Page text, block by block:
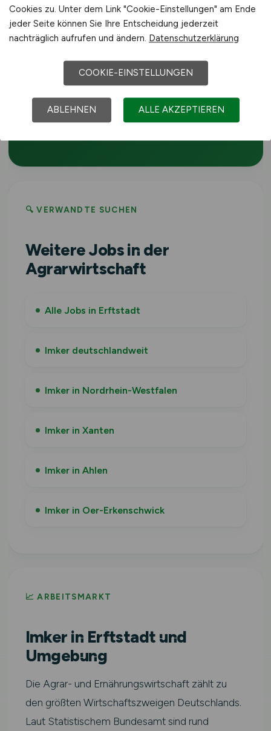
Familienhof bis zum größeren
Agrarunternehmen. Auf dieser Seite findest
Imker bzw. Imkerin in der Land-, Forst- und
Ernährungswirtschaft in Erftstadt und
Umgebung. Die Plattform richtet sich an
Fachkräfte aller Erfahrungsstufen – vom
🔍 VERWANDTE SUCHEN
Weitere Jobs in der
Agrarwirtschaft
Alle Jobs in Erftstadt
Imker deutschlandweit
Imker in Nordrhein-Westfalen
Imker in Xanten
Imker in Ahlen
Imker in Oer-Erkenschwick
📈 ARBEITSMARKT
Imker in Erftstadt und
Umgebung
Die Agrar- und Ernährungswirtschaft zählt zu
den größten Wirtschaftszweigen Deutschlands.
Laut Statistischem Bundesamt sind rund
Cookies zu. Unter dem Link "Cookie-Einstellungen" am Ende
jeder Seite können Sie Ihre Entscheidung jederzeit
nachträglich aufrufen und ändern. Datenschutzerklärung
COOKIE-EINSTELLUNGEN
ABLEHNEN ALLE AKZEPTIEREN